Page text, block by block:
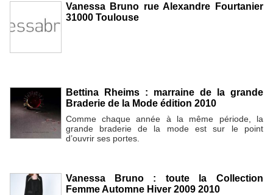
Vanessa Bruno rue Alexandre Fourtanier
31000 Toulouse
Bettina Rheims : marraine de la grande
Braderie de la Mode édition 2010
Comme chaque année à la même période, la
grande braderie de la mode est sur le point
d’ouvrir ses portes.
Vanessa Bruno : toute la Collection
Femme Automne Hiver 2009 2010